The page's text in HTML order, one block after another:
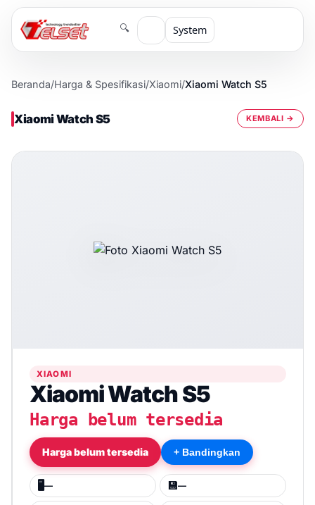
🔍 System
Beranda/Harga & Spesifikasi/Xiaomi/Xiaomi Watch S5
Xiaomi Watch S5 KEMBALI →
XIAOMI
Xiaomi Watch S5
Harga belum tersedia
Harga belum tersedia + Bandingkan
🖥️ — 💾—